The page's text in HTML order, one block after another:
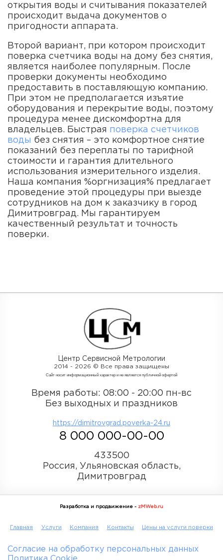
открытия воды и считывания показателей
происходит выдача документов о
пригодности аппарата.
Второй вариант, при котором происходит
поверка счетчика воды на дому без снятия,
является наиболее популярным. После
проверки документы необходимо
предоставить в поставляющую компанию.
При этом не предполагается изъятие
оборудования и перекрытие воды, поэтому
процедура менее дискомфортна для
владельцев. Быстрая поверка счетчиков
воды без снятия – это комфортное снятие
показаний без переплаты по тарифной
стоимости и гарантия длительного
использования измерительного изделия.
Наша компания %оргнизация% предлагает
проведение этой процедуры при выезде
сотрудников на дом к заказчику в город
Димитровград. Мы гарантируем
качественный результат и точность
поверки.
Центр Сервисной Метрологии
2014 - 2026 © Все права защищены
Cайт носит информационный характер и не является публичной офертой
Время работы: 08:00 - 20:00 пн-вс
Без выходных и праздников
https://dimitrovgrad.poverka-24.ru
8 000 000-00-00
433500
Россия, Ульяновская область,
Димитровград
Разработка и продвижение - zMWeb.ru
Главная Услуги Компания Контакты Цены на услуги поверки
Согласие на обработку персональных данных